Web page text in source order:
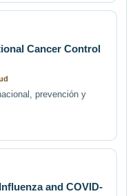
Cancer Control
prevención y
and COVID-